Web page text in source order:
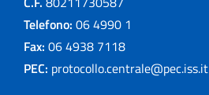
Telefono: 06 4990 1
Fax: 06 4938 7118
PEC: protocollo.centrale@pec.iss.it